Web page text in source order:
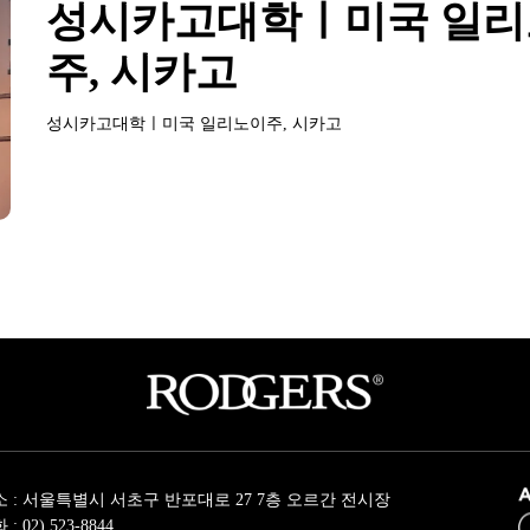
성시카고대학ㅣ미국 일
주, 시카고
성시카고대학ㅣ미국 일리노이주, 시카고
: 서울특별시 서초구 반포대로 27 7층 오르간 전시장
: 02) 523-8844